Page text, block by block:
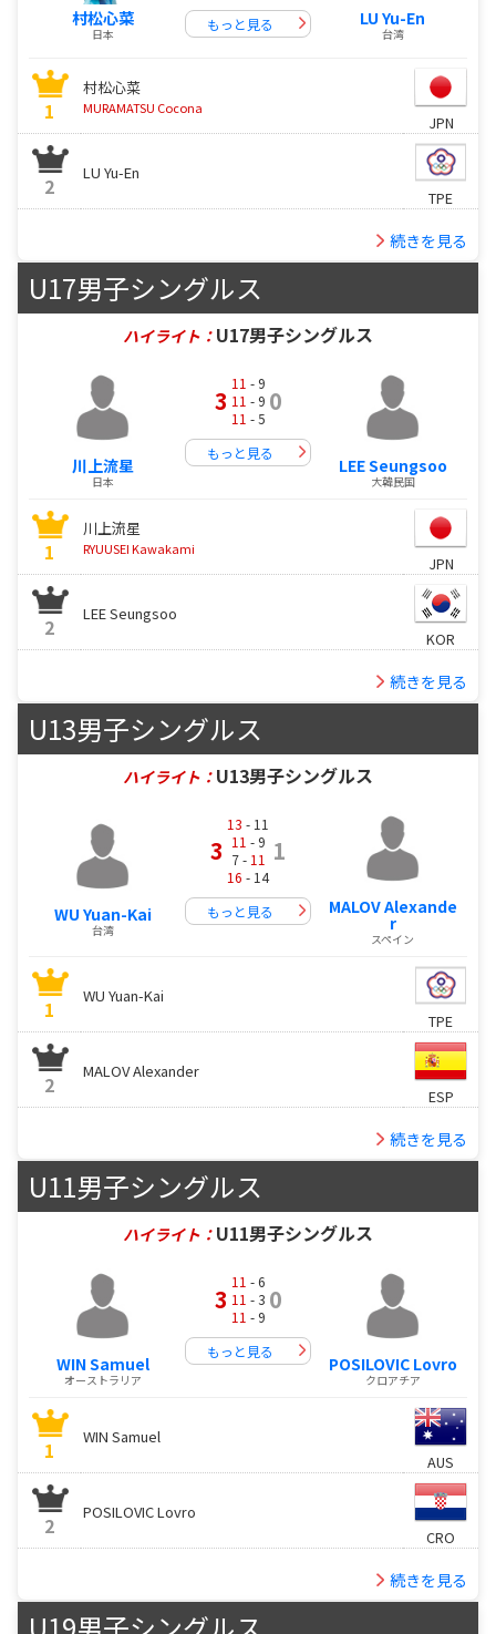
村松心菜
日本
もっと見る LU Yu-En
台湾
1
村松心菜
MURAMATSU Cocona
JPN
2
LU Yu-En
TPE
続きを見る
U17男子シングルス
ハイライト： U17男子シングルス
川上流星
日本
3
11 - 9
11 - 9
11 - 5
0
もっと見る
LEE Seungsoo
大韓民国
1
川上流星
RYUUSEI Kawakami
JPN
2
LEE Seungsoo
KOR
続きを見る
U13男子シングルス
ハイライト： U13男子シングルス
WU Yuan-Kai
台湾
3
13 - 11
11 - 9
7 - 11
16 - 14
1
もっと見る MALOV Alexande
r
スペイン
1
WU Yuan-Kai
TPE
2
MALOV Alexander
ESP
続きを見る
U11男子シングルス
ハイライト： U11男子シングルス
WIN Samuel
オーストラリア
3
11 - 6
11 - 3
11 - 9
0
もっと見る
POSILOVIC Lovro
クロアチア
1
WIN Samuel
AUS
2
POSILOVIC Lovro
CRO
続きを見る